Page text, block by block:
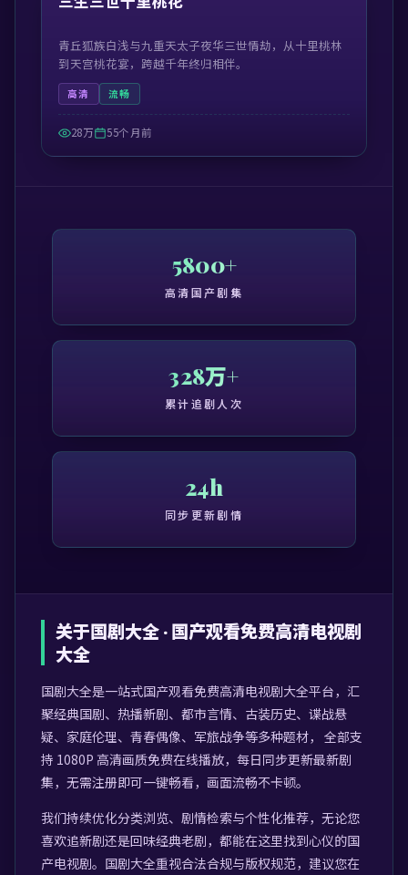
青丘狐族白浅与九重天太子夜华三世情劫，从十里桃林
到天宫桃花宴，跨越千年终归相伴。
高清 流畅
28万 55个月前
5800+
高清国产剧集
328万+
累计追剧人次
24h
同步更新剧情
关于国剧大全·国产观看免费高清电视剧
大全
国剧大全是一站式国产观看免费高清电视剧大全平台，汇
聚经典国剧、热播新剧、都市言情、古装历史、谍战悬
疑、家庭伦理、青春偶像、军旅战争等多种题材， 全部支
持 1080P 高清画质免费在线播放，每日同步更新最新剧
集，无需注册即可一键畅看，画面流畅不卡顿。
我们持续优化分类浏览、剧情检索与个性化推荐，无论您
喜欢追新剧还是回味经典老剧，都能在这里找到心仪的国
产电视剧。 国剧大全重视合法合规与版权规范，建议您在